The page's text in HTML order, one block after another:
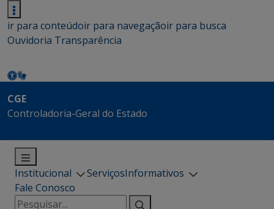
ir para conteúdoir para navegaçãoir para busca
Ouvidoria Transparência
CGE
Controladoria-Geral do Estado
Institucional ServiçosInformativos
Fale Conosco
Pesquisar